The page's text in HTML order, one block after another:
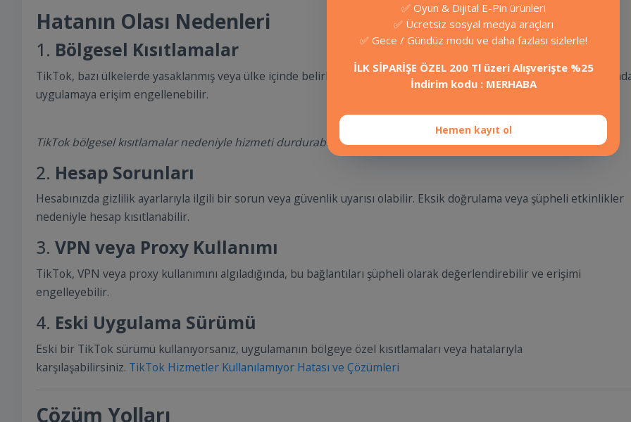
Hatanın Olası Nedenleri
1. Bölgesel Kısıtlamalar
TikTok, bazı ülkelerde yasaklanmış veya ülke içinde belirli bölgelerde kısıtlamalara tabi tutulmuş olabilir. Bu
uygulamaya erişim engellenebilir.
TikTok bölgesel kısıtlamalar nedeniyle hizmeti durdurabilir.
2. Hesap Sorunları
Hesabınızda gizlilik ayarlarıyla ilgili bir sorun veya güvenlik uyarısı olabilir. Eksik doğrulama veya şüpheli etkinlikler
nedeniyle hesap kısıtlanabilir.
3. VPN veya Proxy Kullanımı
TikTok, VPN veya proxy kullanımını algıladığında, bu bağlantıları şüpheli olarak değerlendirebilir ve erişimi
engelleyebilir.
4. Eski Uygulama Sürümü
Eski bir TikTok sürümü kullanıyorsanız, uygulamanın bölgeye özel kısıtlamaları veya hatalarıyla
karşılaşabilirsiniz. TikTok Hizmetler Kullanılamıyor Hatası ve Çözümleri
Çözüm Yolları
✅ Oyun & Dijital E-Pin ürünleri
✅ Ücretsiz sosyal medya araçları
✅ Gece / Gündüz modu ve daha fazlası sizlerle!
İLK SİPARİŞE ÖZEL 200 Tl üzeri Alışverişte %25
İndirim kodu : MERHABA
Hemen kayıt ol